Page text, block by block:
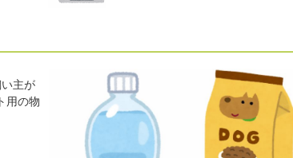
主が
用の物